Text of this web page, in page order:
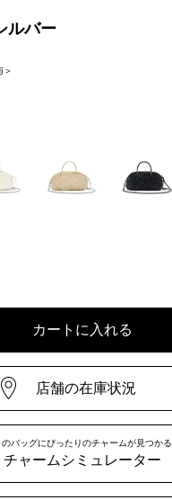
ルバー
＞
のバッグにぴったりのチャームが見つかる
チャームシミュレーター